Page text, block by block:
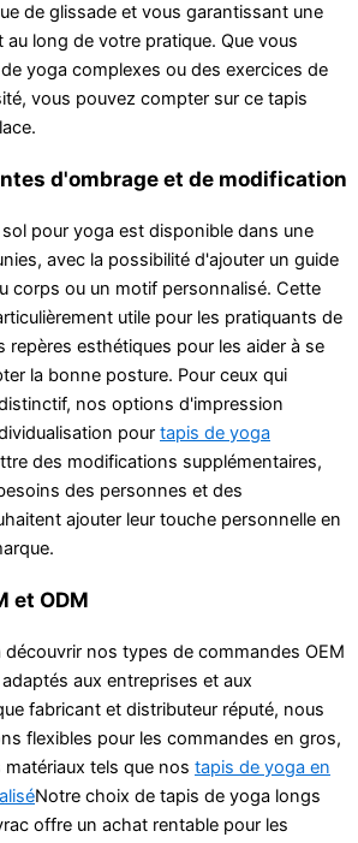
de glissade et vous garantissant une
long de votre pratique. Que vous
yoga complexes ou des exercices de
vous pouvez compter sur ce tapis
d'ombrage et de modification
pour yoga est disponible dans une
avec la possibilité d'ajouter un guide
corps ou un motif personnalisé. Cette
utile pour les pratiquants de
repères esthétiques pour les aider à se
la bonne posture. Pour ceux qui
nos options d'impression
pour tapis de yoga
des modifications supplémentaires,
des personnes et des
ajouter leur touche personnelle en
et ODM
nos types de commandes OEM
aux entreprises et aux
fabricant et distributeur réputé, nous
flexibles pour les commandes en gros,
tels que nos tapis de yoga en
Notre choix de tapis de yoga longs
offre un achat rentable pour les